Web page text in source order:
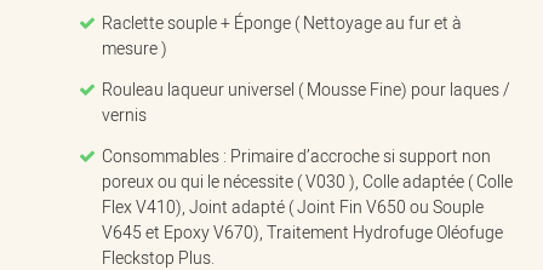
Raclette souple + Éponge ( Nettoyage au fur et à
mesure )
Rouleau laqueur universel ( Mousse Fine) pour laques /
vernis
Consommables : Primaire d’accroche si support non
poreux ou qui le nécessite ( V030 ), Colle adaptée ( Colle
Flex V410), Joint adapté ( Joint Fin V650 ou Souple
V645 et Epoxy V670), Traitement Hydrofuge Oléofuge
Fleckstop Plus.